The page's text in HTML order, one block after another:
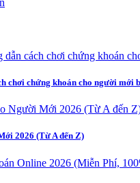
chơi chứng khoán cho người mới
2026 (Từ A đến Z)